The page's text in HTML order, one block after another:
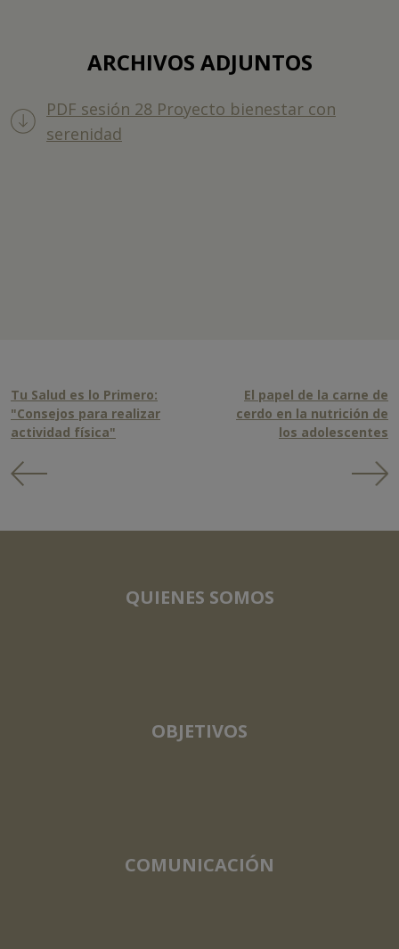
ARCHIVOS ADJUNTOS
PDF sesión 28 Proyecto bienestar con
serenidad
Tu Salud es lo Primero:
"Consejos para realizar
actividad física"
El papel de la carne de
cerdo en la nutrición de
los adolescentes
QUIENES SOMOS
OBJETIVOS
COMUNICACIÓN